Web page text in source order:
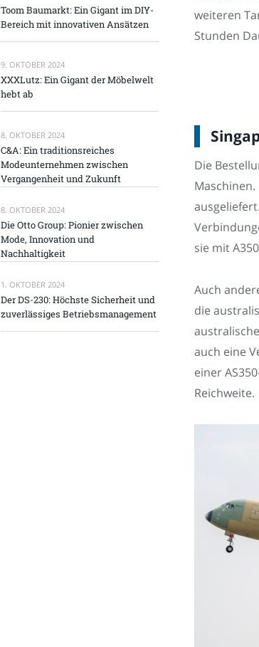
weiteren
Stunden
Die
sie mit
Auch
die
auch eine
einer
Reichweite.
Toom Baumarkt: Ein Gigant im DIY-
Bereich mit innovativen Ansätzen
9. OKTOBER 2024
XXXLutz: Ein Gigant der Möbelwelt
hebt ab
8. OKTOBER 2024
C&A: Ein traditionsreiches
Modeunternehmen zwischen
Vergangenheit und Zukunft
8. OKTOBER 2024
Die Otto Group: Pionier zwischen
Mode, Innovation und
Nachhaltigkeit
1. OKTOBER 2024
Der DS-230: Höchste Sicherheit und
zuverlässiges Betriebsmanagement